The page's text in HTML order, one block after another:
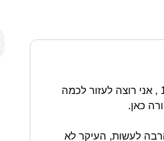
יום שני מפגש חשוב מאוד בתל אביב בשעה 1900 , אני רוצה לעזור לכמה
כאן.
לעשות, העיקר לא